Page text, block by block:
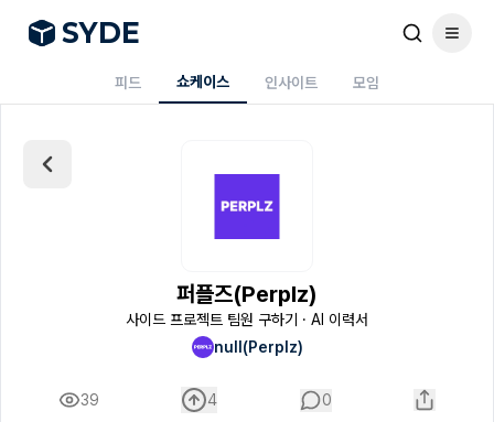
SYDE
피드 쇼케이스 인사이트 모임
퍼플즈(Perplz)
사이드 프로젝트 팀원 구하기 · AI 이력서
null(Perplz)
39 4 0